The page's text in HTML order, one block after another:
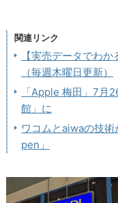
関連リンク
【実売データでわ
（毎週木曜日更新）
「Apple 梅田」7
館」に
ワコムとaiwaの技
pen」